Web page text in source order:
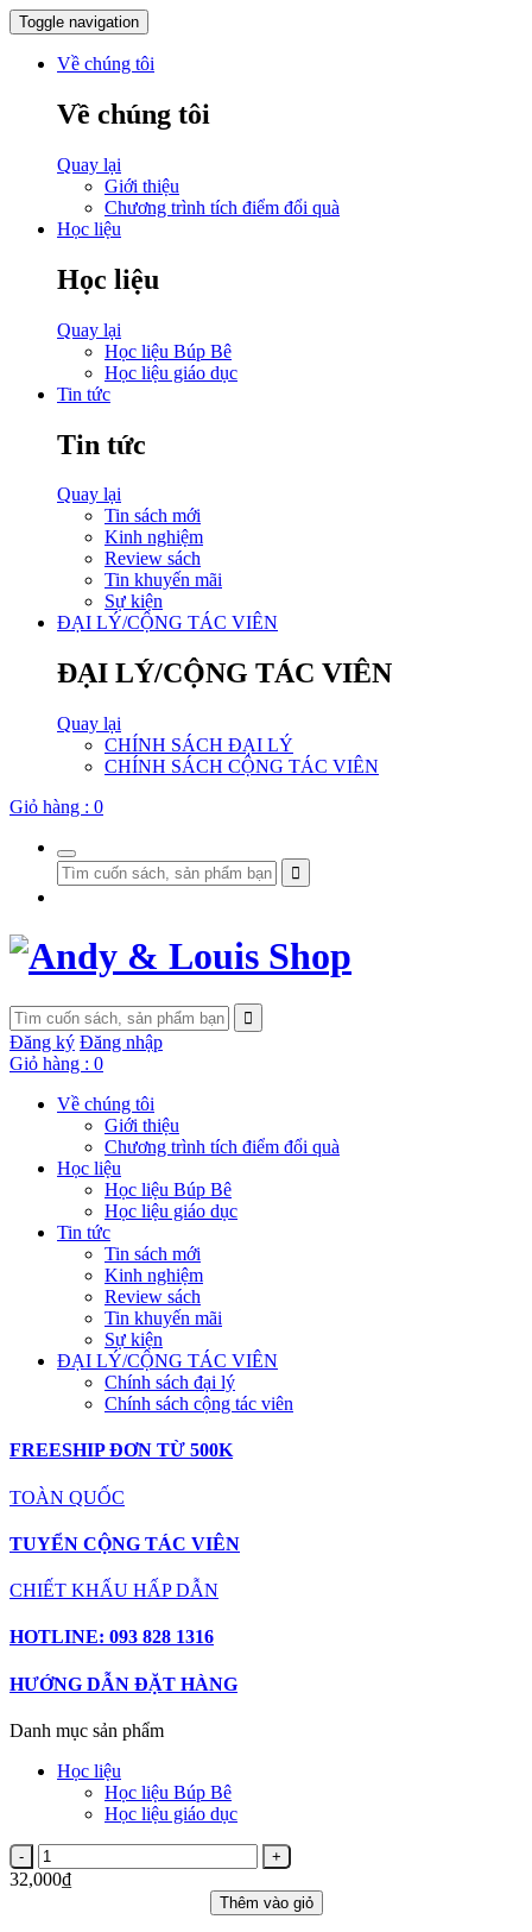
Toggle navigation
Về chúng tôi
Về chúng tôi
Quay lại
Giới thiệu
Chương trình tích điểm đổi quà
Học liệu
Học liệu
Quay lại
Học liệu Búp Bê
Học liệu giáo dục
Tin tức
Tin tức
Quay lại
Tin sách mới
Kinh nghiệm
Review sách
Tin khuyến mãi
Sự kiện
ĐẠI LÝ/CỘNG TÁC VIÊN
ĐẠI LÝ/CỘNG TÁC VIÊN
Quay lại
CHÍNH SÁCH ĐẠI LÝ
CHÍNH SÁCH CỘNG TÁC VIÊN
Giỏ hàng : 0
Đăng ký Đăng nhập
Giỏ hàng : 0
Về chúng tôi
Giới thiệu
Chương trình tích điểm đổi quà
Học liệu
Học liệu Búp Bê
Học liệu giáo dục
Tin tức
Tin sách mới
Kinh nghiệm
Review sách
Tin khuyến mãi
Sự kiện
ĐẠI LÝ/CỘNG TÁC VIÊN
Chính sách đại lý
Chính sách cộng tác viên
FREESHIP ĐƠN TỪ 500K
TOÀN QUỐC
TUYỂN CỘNG TÁC VIÊN
CHIẾT KHẤU HẤP DẪN
HOTLINE: 093 828 1316
HƯỚNG DẪN ĐẶT HÀNG
Danh mục sản phẩm
Học liệu
Học liệu Búp Bê
Học liệu giáo dục
32,000₫
Thêm vào giỏ